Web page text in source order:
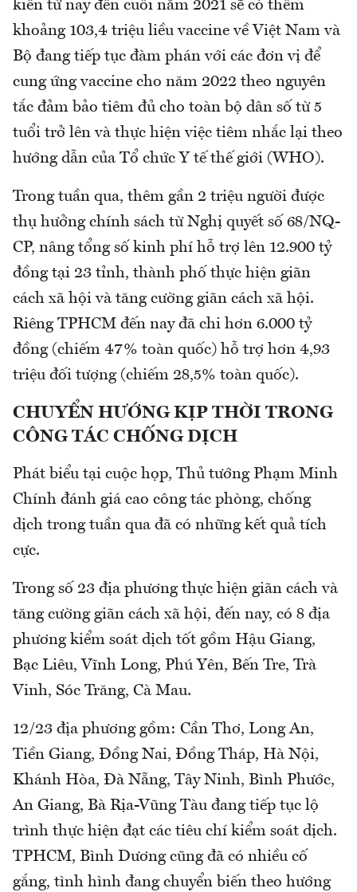
kiến từ nay đến cuối năm 2021 sẽ có thêm
khoảng 103,4 triệu liều vaccine về Việt Nam và
Bộ đang tiếp tục đàm phán với các đơn vị để
cung ứng vaccine cho năm 2022 theo nguyên
tắc đảm bảo tiêm đủ cho toàn bộ dân số từ 5
tuổi trở lên và thực hiện việc tiêm nhắc lại theo
hướng dẫn của Tổ chức Y tế thế giới (WHO).
Trong tuần qua, thêm gần 2 triệu người được
thụ hưởng chính sách từ Nghị quyết số 68/NQ-
CP, nâng tổng số kinh phí hỗ trợ lên 12.900 tỷ
đồng tại 23 tỉnh, thành phố thực hiện giãn
cách xã hội và tăng cường giãn cách xã hội.
Riêng TPHCM đến nay đã chi hơn 6.000 tỷ
đồng (chiếm 47% toàn quốc) hỗ trợ hơn 4,93
triệu đối tượng (chiếm 28,5% toàn quốc).
CHUYỂN HƯỚNG KỊP THỜI TRONG
CÔNG TÁC CHỐNG DỊCH
Phát biểu tại cuộc họp, Thủ tướng Phạm Minh
Chính đánh giá cao công tác phòng, chống
dịch trong tuần qua đã có những kết quả tích
cực.
Trong số 23 địa phương thực hiện giãn cách và
tăng cường giãn cách xã hội, đến nay, có 8 địa
phương kiểm soát dịch tốt gồm Hậu Giang,
Bạc Liêu, Vĩnh Long, Phú Yên, Bến Tre, Trà
Vinh, Sóc Trăng, Cà Mau.
12/23 địa phương gồm: Cần Thơ, Long An,
Tiền Giang, Đồng Nai, Đồng Tháp, Hà Nội,
Khánh Hòa, Đà Nẵng, Tây Ninh, Bình Phước,
An Giang, Bà Rịa-Vũng Tàu đang tiếp tục lộ
trình thực hiện đạt các tiêu chí kiểm soát dịch.
TPHCM, Bình Dương cũng đã có nhiều cố
gắng, tình hình đang chuyển biến theo hướng